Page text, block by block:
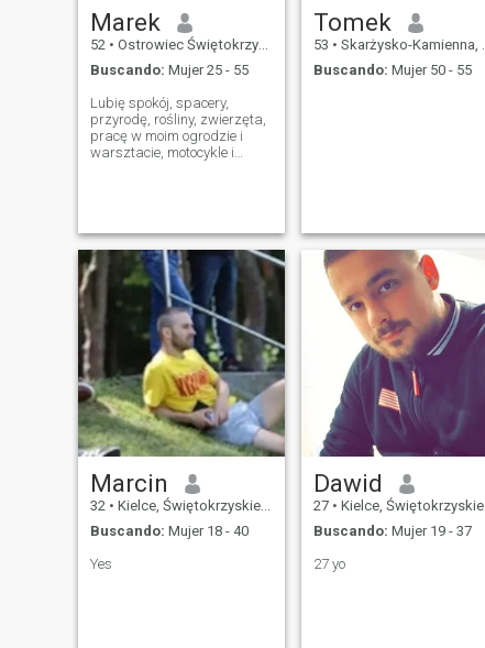
Marek
52 • Ostrowiec Świętokrzyski, Świętokrzyskie, Polonia
Buscando: Mujer 25 - 55
Lubię spokój, spacery,
przyrodę, rośliny, zwierzęta,
pracę w moim ogrodzie i
warsztacie, motocykle i
człowieka. Jestem
tolerancyjnym i trochę
nieśmiały
Tomek
53 • Skarżysko-Kamienna, Świętokrzyskie, Polonia
Buscando: Mujer 50 - 55
Marcin
32 • Kielce, Świętokrzyskie, Polonia
Buscando: Mujer 18 - 40
Yes
Dawid
27 • Kielce, Świętokrzyskie, Polonia
Buscando: Mujer 19 - 37
27 yo